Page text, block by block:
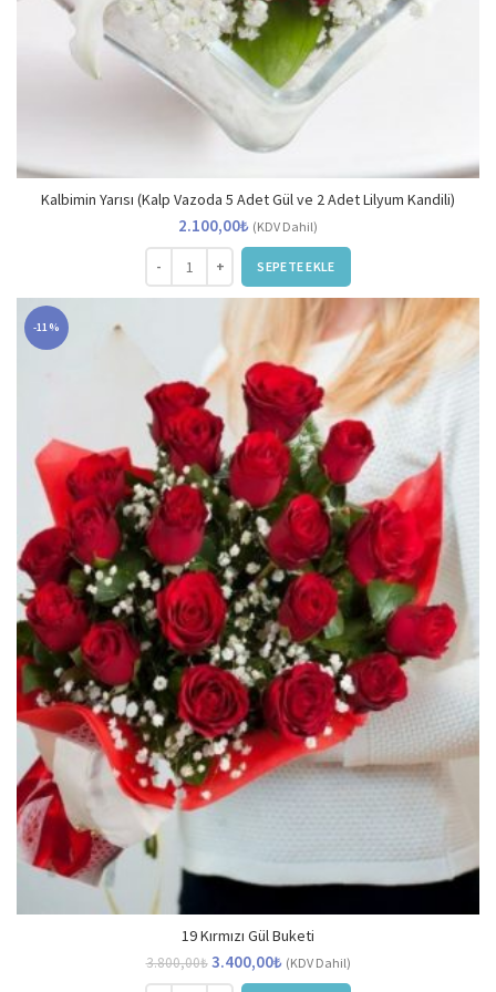
Kalbimin Yarısı (Kalp Vazoda 5 Adet Gül ve 2 Adet Lilyum Kandili)
2.100,00₺ (KDV Dahil)
Kalbimin Yarısı (Kalp Vazoda 5 Adet Gül ve 2 Adet
SEPETE EKLE
-11%
19 Kırmızı Gül Buketi
3.800,00₺ Orijinal
fiyat:
3.400,00₺Şu
andaki
(KDV Dahil)